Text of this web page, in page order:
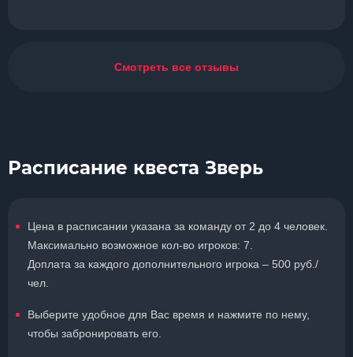
Смотреть все отзывы
Расписание квеста Зверь
Цена в расписании указана за команду от 2 до 4 человек.
Максимально возможное кол-во игроков: 7.
Доплата за каждого дополнительного игрока – 500 руб./
чел.
Выберите удобное для Вас время и нажмите по нему,
чтобы забронировать его.